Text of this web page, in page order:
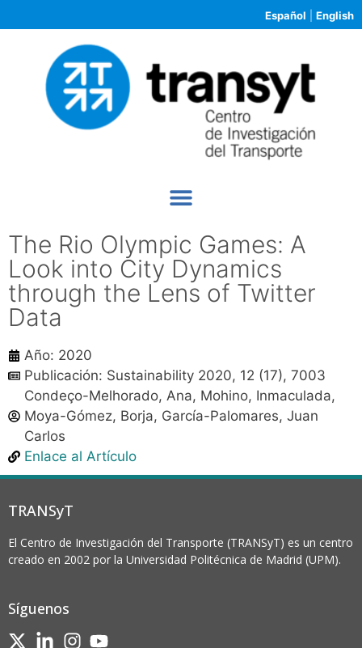
Español English
The Rio Olympic Games: A
Look into City Dynamics
through the Lens of Twitter
Data
Año: 2020
Publicación: Sustainability 2020, 12 (17), 7003
Condeço-Melhorado, Ana, Mohino, Inmaculada,
Moya-Gómez, Borja, García-Palomares, Juan
Carlos
Enlace al Artículo
TRANSyT
El Centro de Investigación del Transporte (TRANSyT) es un centro
creado en 2002 por la Universidad Politécnica de Madrid (UPM).
Síguenos